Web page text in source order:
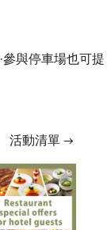
與停車場也可提
活動清單